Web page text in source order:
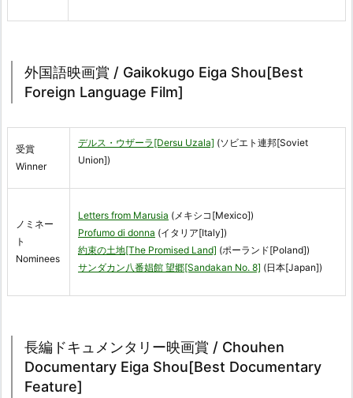
外国語映画賞 / Gaikokugo Eiga Shou[Best
Foreign Language Film]
受賞
Winner
デルス・ウザーラ[Dersu Uzala] (ソビエト連邦[Soviet
Union])
ノミネー
ト
Nominees
Letters from Marusia (メキシコ[Mexico])
Profumo di donna (イタリア[Italy])
約束の土地[The Promised Land] (ポーランド[Poland])
サンダカン八番娼館 望郷[Sandakan No. 8] (日本[Japan])
長編ドキュメンタリー映画賞 / Chouhen
Documentary Eiga Shou[Best Documentary
Feature]